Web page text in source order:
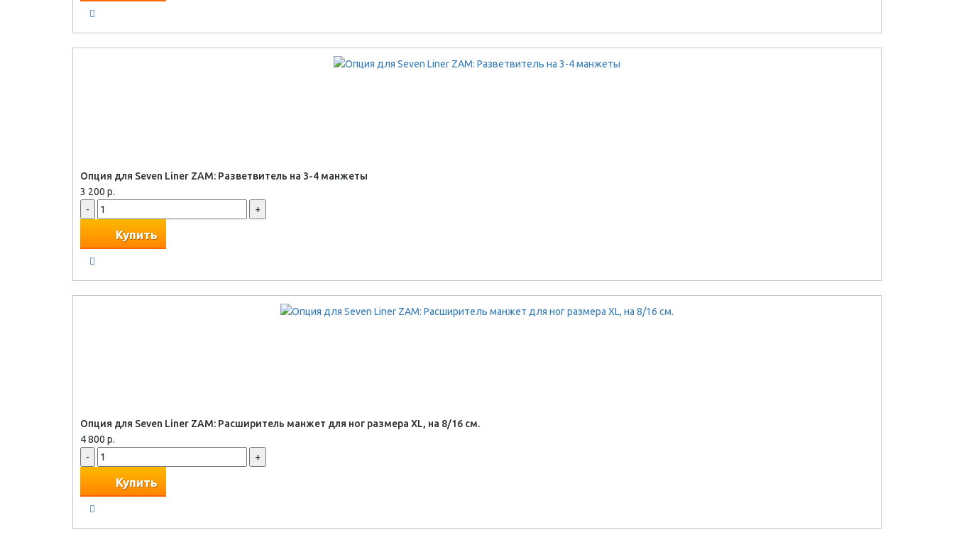
Опция для Seven Liner ZAM: Разветвитель на 3-4 манжеты
3 200 р.
-
+
Купить
Опция для Seven Liner ZAM: Расширитель манжет для ног размера XL, на 8/16 см.
4 800 р.
-
+
Купить